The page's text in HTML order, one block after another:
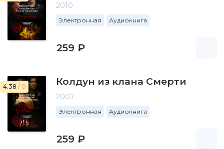
2010
Электронная Аудиокнига
259 ₽
4.38 / 0 Колдун из клана Смерти
2007
Электронная Аудиокнига
259 ₽